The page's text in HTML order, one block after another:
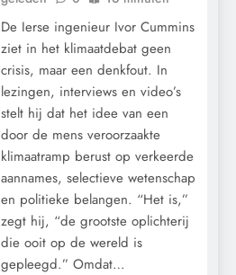
De Ierse ingenieur Ivor Cummins
ziet in het klimaatdebat geen
crisis, maar een denkfout. In
lezingen, interviews en video’s
stelt hij dat het idee van een
door de mens veroorzaakte
klimaatramp berust op verkeerde
aannames, selectieve wetenschap
en politieke belangen. “Het is,”
zegt hij, “de grootste oplichterij
die ooit op de wereld is
gepleegd.” Omdat…